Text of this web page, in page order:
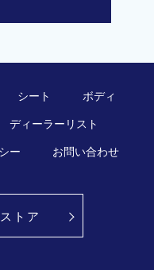
シート ボディ
ディーラーリスト
ー お問い合わせ
トア